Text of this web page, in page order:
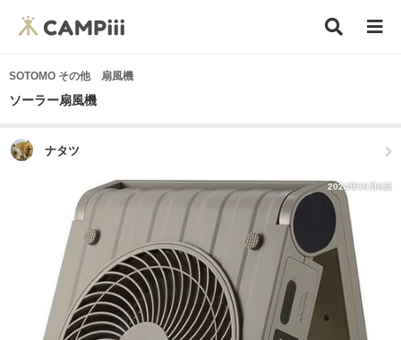
SOTOMO その他 扇風機
ソーラー扇風機
ナタツ
2024年10月6日